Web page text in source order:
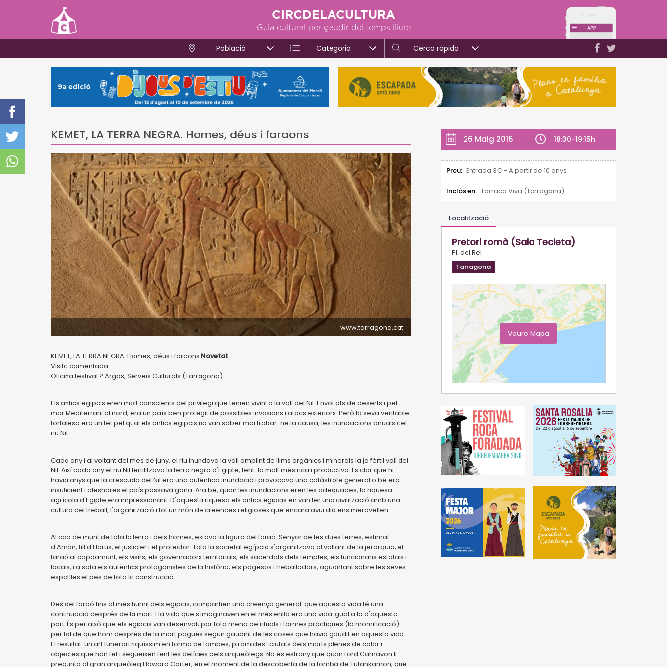
CIRCDELACULTURA
Guia cultural per gaudir del temps lliure
Població Categoria Cerca ràpida
KEMET, LA TERRA NEGRA. Homes, déus i faraons
www.tarragona.cat
KEMET, LA TERRA NEGRA. Homes, déus i faraons Novetat
Visita comentada
Oficina festival ? Argos, Serveis Culturals (Tarragona)
Els antics egipcis eren molt conscients del privilegi que tenien vivint a la vall del Nil. Envoltats de deserts i pel
mar Mediterrani al nord, era un país ben protegit de possibles invasions i atacs exteriors. Però la seva veritable
fortalesa era un fet pel qual els antics egipcis no van saber mai trobar-ne la causa; les inundacions anuals del
riu Nil.
Cada any i al voltant del mes de juny, el riu inundava la vall omplint de llims orgànics i minerals la ja fèrtil vall del
Nil. Així cada any el riu Nil fertilitzava la terra negra d'Egipte, fent-la molt més rica i productiva. És clar que hi
havia anys que la crescuda del Nil era una autèntica inundació i provocava una catàstrofe general o bé era
insuficient i aleshores el país passava gana. Ara bé, quan les inundacions eren les adequades, la riquesa
agrícola d'Egipte era impressionant. D'aquesta riquesa els antics egipcis en van fer una civilització amb una
cultura del treball, l'organització i tot un món de creences religioses que encara avui dia ens meravellen.
Al cap de munt de tota la terra i dels homes, estava la figura del faraó. Senyor de les dues terres, estimat
d'Amón, fill d'Horus, el justicier i el protector. Tota la societat egípcia s'organitzava al voltant de la jerarquia; el
faraó al capdamunt, els visirs, els governadors territorials, els sacerdots dels temples, els funcionaris estatals i
locals, i a sota els autèntics protagonistes de la història; els pagesos i treballadors, aguantant sobre les seves
espatlles el pes de tota la construcció.
Des del faraó fins al més humil dels egipcis, compartien una creença general: que aquesta vida té una
continuació després de la mort. I la vida que s'imaginaven en el més enllà era una vida igual a la d'aquesta
part. És per això que els egipcis van desenvolupar tota mena de rituals i formes pràctiques (la momificació)
per tal de que hom després de la mort pogués seguir gaudint de les coses que havia gaudit en aquesta vida.
El resultat: un art funerari riquíssim en forma de tombes, piràmides i ciutats dels morts plenes de color i
objectes que han fet i segueixen fent les delícies dels arqueòlegs. No és estrany que quan Lord Carnavon li
preguntà al gran arqueòleg Howard Carter, en el moment de la descoberta de la tomba de Tutankamon, què
26 Maig 2016 18:30-19:15h
Preu: Entrada 3€ - A partir de 10 anys
Inclòs en: Tarraco Viva (Tarragona)
Localització
Pretori romà (Sala Tecleta)
Pl. del Rei
Tarragona
Veure Mapa